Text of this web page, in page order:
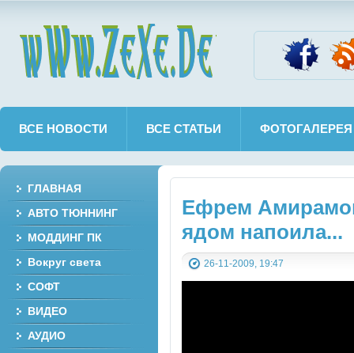
ВСЕ НОВОСТИ ВСЕ СТАТЬИ ФОТОГАЛЕРЕЯ
Ефрем
ядом напоила...
26-11-2009, 19:47
ГЛАВНАЯ
АВТО ТЮННИНГ
МОДДИНГ ПК
Вокруг света
СОФТ
ВИДЕО
АУДИО